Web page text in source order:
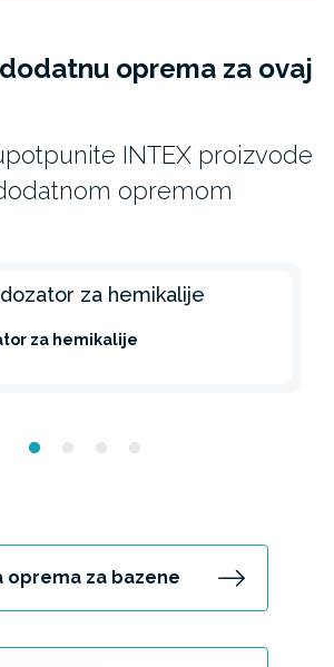
oprema za ovaj
INTEX proizvode
opremom
za hemikalije
oprema za bazene